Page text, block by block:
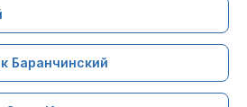
Баранчинский